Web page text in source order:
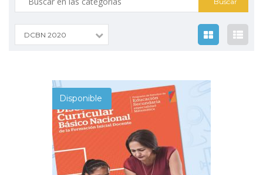
por:
DCBN 2020
Disponible